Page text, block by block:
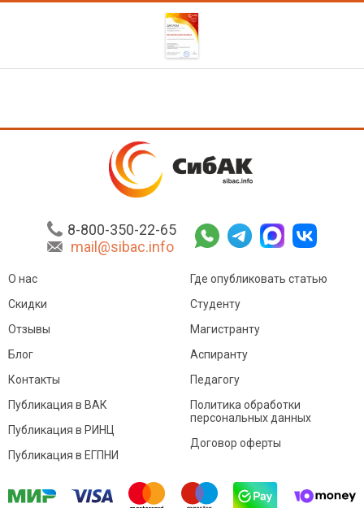
8-800-350-22-65
mail@sibac.info
О нас
Скидки
Отзывы
Блог
Контакты
Где опубликовать статью
Студенту
Магистранту
Аспиранту
Педагогу
Публикация в ВАК
Публикация в РИНЦ
Публикация в ЕГПНИ
Политика обработки
персональных данных
Договор оферты